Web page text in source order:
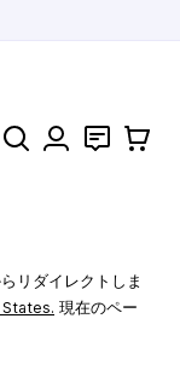
検索 お問い合わ
カート
リダイレクトしま
. 現在のペー